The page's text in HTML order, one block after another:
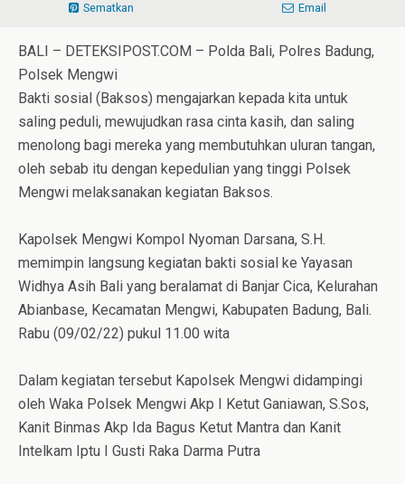
Sematkan Email
BALI – DETEKSIPOST.COM – Polda Bali, Polres Badung,
Polsek Mengwi
Bakti sosial (Baksos) mengajarkan kepada kita untuk
saling peduli, mewujudkan rasa cinta kasih, dan saling
menolong bagi mereka yang membutuhkan uluran tangan,
oleh sebab itu dengan kepedulian yang tinggi Polsek
Mengwi melaksanakan kegiatan Baksos.
Kapolsek Mengwi Kompol Nyoman Darsana, S.H.
memimpin langsung kegiatan bakti sosial ke Yayasan
Widhya Asih Bali yang beralamat di Banjar Cica, Kelurahan
Abianbase, Kecamatan Mengwi, Kabupaten Badung, Bali.
Rabu (09/02/22) pukul 11.00 wita
Dalam kegiatan tersebut Kapolsek Mengwi didampingi
oleh Waka Polsek Mengwi Akp I Ketut Ganiawan, S.Sos,
Kanit Binmas Akp Ida Bagus Ketut Mantra dan Kanit
Intelkam Iptu I Gusti Raka Darma Putra